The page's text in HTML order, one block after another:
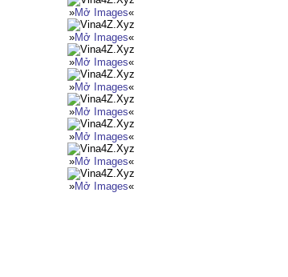
»Mở Images«
»Mở Images«
»Mở Images«
»Mở Images«
»Mở Images«
»Mở Images«
»Mở Images«
»Mở Images«